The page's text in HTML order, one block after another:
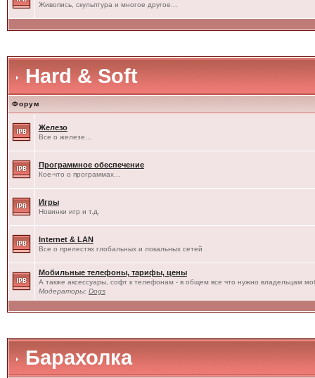
Живопись, скульптура и многое другое...
Hard & Soft
Форум
Железо
Все о железе...
Программное обеспечение
Кое-что о программах...
Игры
Новинки игр и т.д.
Internet & LAN
Все о прелестях глобальных и локальных сетей
Мобильные телефоны, тарифы, цены
А также аксессуары, софт к телефонам - в общем все что нужно владельцам
Модераторы: Dogs
Барахолка